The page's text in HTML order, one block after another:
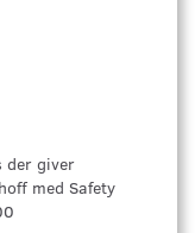
der giver
med Safety